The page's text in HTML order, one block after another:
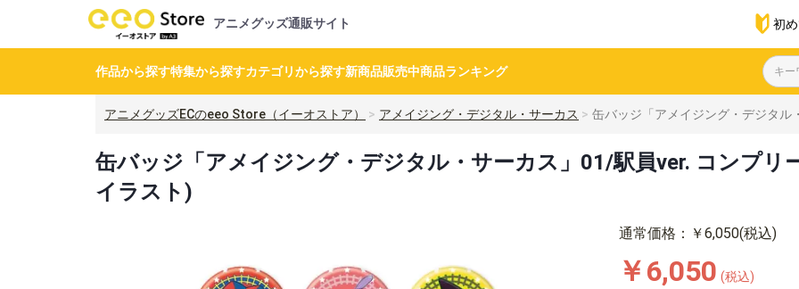
アニメグッズ通販サイト 初
作品から探す特集から探すカテゴリから探す新商品販売中商品ランキング
アニメグッズECのeeo Store（イーオストア） アメイジング・デジタル・サーカス 缶バッジ「アメイジング・デジタ
缶バッジ「アメイジング・デジタル・サーカス」01/駅員ver. コンプリ
イラスト)
通常価格：￥6,050(税込)
￥6,050 (税込)